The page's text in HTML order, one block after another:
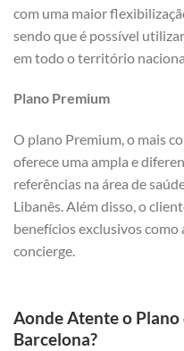
com uma maior
sendo que é possível
em todo o território
Plano Premium
O plano Premium, o mais
oferece uma ampla e
referências na área de
Libanês. Além disso, o
benefícios exclusivos como
concierge.
Aonde Atente o Plano
Barcelona?